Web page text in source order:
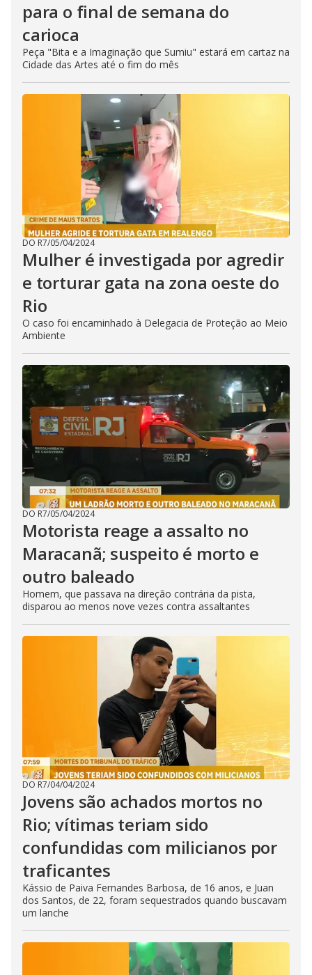
para o final de semana do
carioca
Peça "Bita e a Imaginação que Sumiu" estará em cartaz na
Cidade das Artes até o fim do mês
DO R7/05/04/2024
Mulher é investigada por agredir
e torturar gata na zona oeste do
Rio
O caso foi encaminhado à Delegacia de Proteção ao Meio
Ambiente
DO R7/05/04/2024
Motorista reage a assalto no
Maracanã; suspeito é morto e
outro baleado
Homem, que passava na direção contrária da pista,
disparou ao menos nove vezes contra assaltantes
DO R7/04/04/2024
Jovens são achados mortos no
Rio; vítimas teriam sido
confundidas com milicianos por
traficantes
Kássio de Paiva Fernandes Barbosa, de 16 anos, e Juan
dos Santos, de 22, foram sequestrados quando buscavam
um lanche